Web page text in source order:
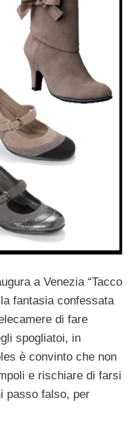
a Venezia “Tacco
fantasia confessata
di fare
spogliatoi, in
è convinto che non
e rischiare di farsi
passo falso, per